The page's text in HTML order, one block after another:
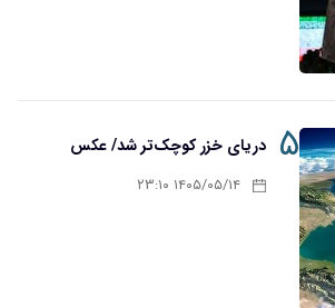
۵ دریای خزر کوچک‌تر شد/ عکس
۱۴۰۵/۰۵/۱۴ ۲۳:۱۰